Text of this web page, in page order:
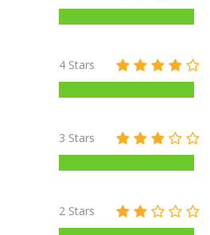
4 Stars
3 Stars
2 Stars